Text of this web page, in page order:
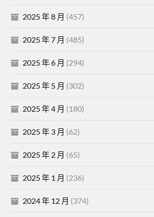
2025 年 8 月 (457)
2025 年 7 月 (485)
2025 年 6 月 (294)
2025 年 5 月 (302)
2025 年 4 月 (180)
2025 年 3 月 (62)
2025 年 2 月 (65)
2025 年 1 月 (236)
2024 年 12 月 (374)